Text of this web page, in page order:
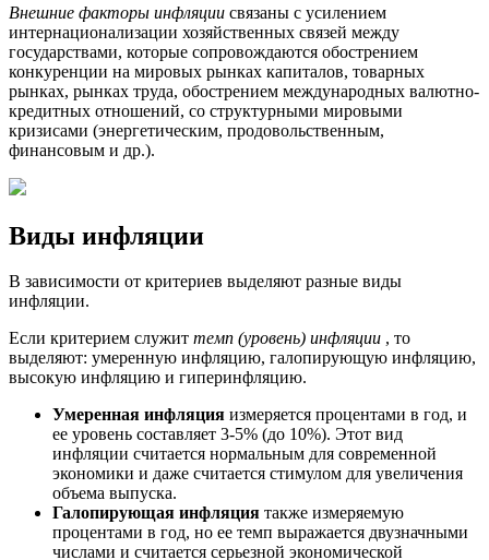
Внешние факторы инфляции связаны с усилением
интернационализации хозяйственных связей между
государствами, которые сопровождаются обострением
конкуренции на мировых рынках капиталов, товарных
рынках, рынках труда, обострением международных валютно-
кредитных отношений, со структурными мировыми
кризисами (энергетическим, продовольственным,
финансовым и др.).
Виды инфляции
В зависимости от критериев выделяют разные виды
инфляции.
Если критерием служит темп (уровень) инфляции , то
выделяют: умеренную инфляцию, галопирующую инфляцию,
высокую инфляцию и гиперинфляцию.
Умеренная инфляция измеряется процентами в год, и
ее уровень составляет 3-5% (до 10%). Этот вид
инфляции считается нормальным для современной
экономики и даже считается стимулом для увеличения
объема выпуска.
Галопирующая инфляция также измеряемую
процентами в год, но ее темп выражается двузначными
числами и считается серьезной экономической